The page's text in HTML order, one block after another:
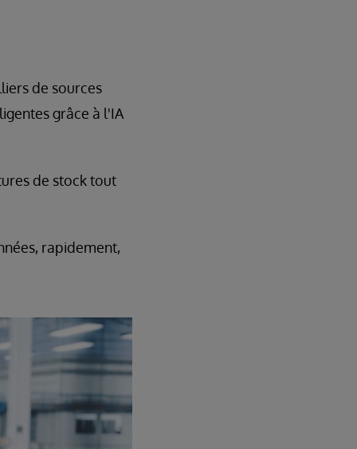
de sources
grâce à l'IA
de stock tout
rapidement,